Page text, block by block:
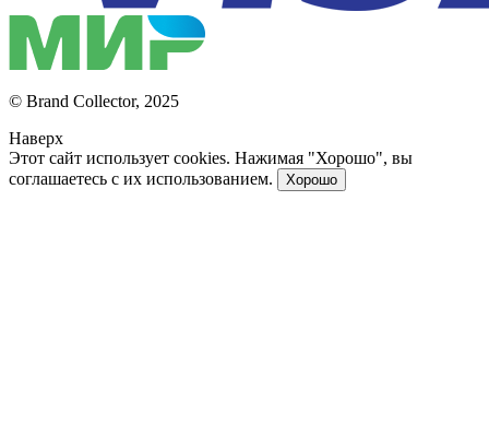
© Brand Collector, 2025
Наверх
Этот сайт использует cookies. Нажимая "Хорошо", вы
соглашаетесь с их использованием.
Хорошо